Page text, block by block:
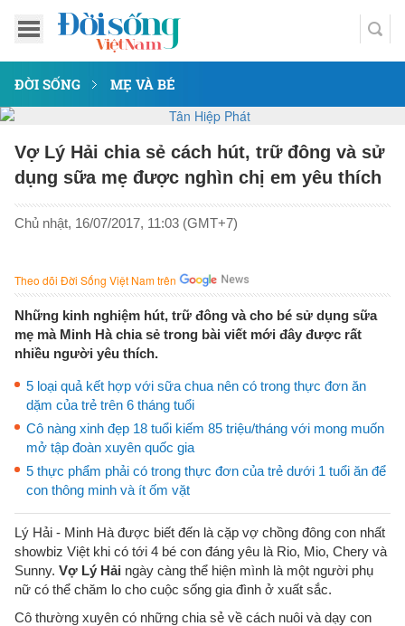
ĐỜI SỐNG MẸ VÀ BÉ
Vợ Lý Hải chia sẻ cách hút, trữ đông và sử
dụng sữa mẹ được nghìn chị em yêu thích
Chủ nhật, 16/07/2017, 11:03 (GMT+7)
Theo dõi Đời Sống Việt Nam trên
Những kinh nghiệm hút, trữ đông và cho bé sử dụng sữa
mẹ mà Minh Hà chia sẻ trong bài viết mới đây được rất
nhiều người yêu thích.
5 loại quả kết hợp với sữa chua nên có trong thực đơn ăn
dặm của trẻ trên 6 tháng tuổi
Cô nàng xinh đẹp 18 tuổi kiếm 85 triệu/tháng với mong muốn
mở tập đoàn xuyên quốc gia
5 thực phẩm phải có trong thực đơn của trẻ dưới 1 tuổi ăn để
con thông minh và ít ốm vặt
Lý Hải - Minh Hà được biết đến là cặp vợ chồng đông con nhất
showbiz Việt khi có tới 4 bé con đáng yêu là Rio, Mio, Chery và
Sunny. Vợ Lý Hải ngày càng thể hiện mình là một người phụ
nữ có thể chăm lo cho cuộc sống gia đình ở xuất sắc.
Cô thường xuyên có những chia sẻ về cách nuôi và dạy con